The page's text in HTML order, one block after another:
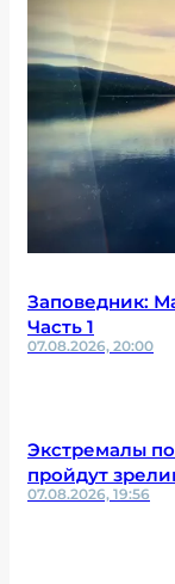
Заповедник:
Часть 1
07.08.2026, 20:00
Экстремалы
пройдут
07.08.2026, 19:56